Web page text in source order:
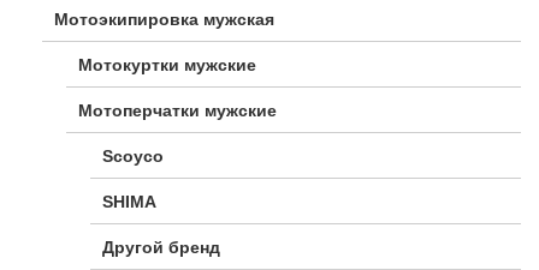
Мотоэкипировка мужская
Мотокуртки мужские
Мотоперчатки мужские
Scoyco
SHIMA
Другой бренд